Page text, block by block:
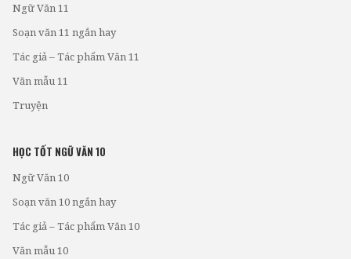
Ngữ Văn 11
Soạn văn 11 ngắn hay
Tác giả – Tác phẩm Văn 11
Văn mẫu 11
Truyện
HỌC TỐT NGỮ VĂN 10
Ngữ Văn 10
Soạn văn 10 ngắn hay
Tác giả – Tác phẩm Văn 10
Văn mẫu 10